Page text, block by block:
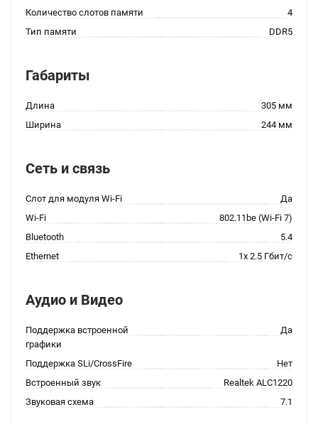
Количество слотов памяти
4
Тип памяти
DDR5
Габариты
Длина
305 мм
Ширина
244 мм
Сеть и связь
Слот для модуля Wi-Fi
Да
Wi-Fi
802.11be (Wi-Fi 7)
Bluetooth
5.4
Ethernet
1x 2.5 Гбит/с
Аудио и Видео
Поддержка встроенной
графики
Да
Поддержка SLi/CrossFire
Нет
Встроенный звук
Realtek ALC1220
Звуковая схема
7.1